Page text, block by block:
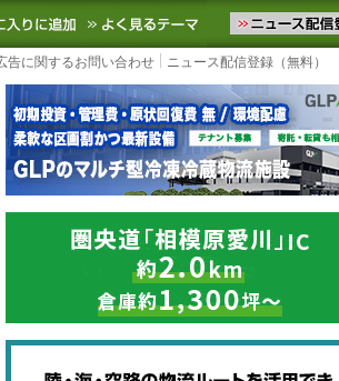
の物流ニュースをお届けします。物流
お気に入りに追加 よく見るテーマ
告に関するお問い合わせ ニュース配信登録（無料）